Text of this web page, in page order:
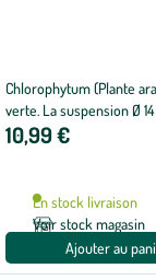
Chlorophytum (Plante
verte. La suspension Ø
10,99 €
En stock livraison
Voir stock magasin
Ajouter au